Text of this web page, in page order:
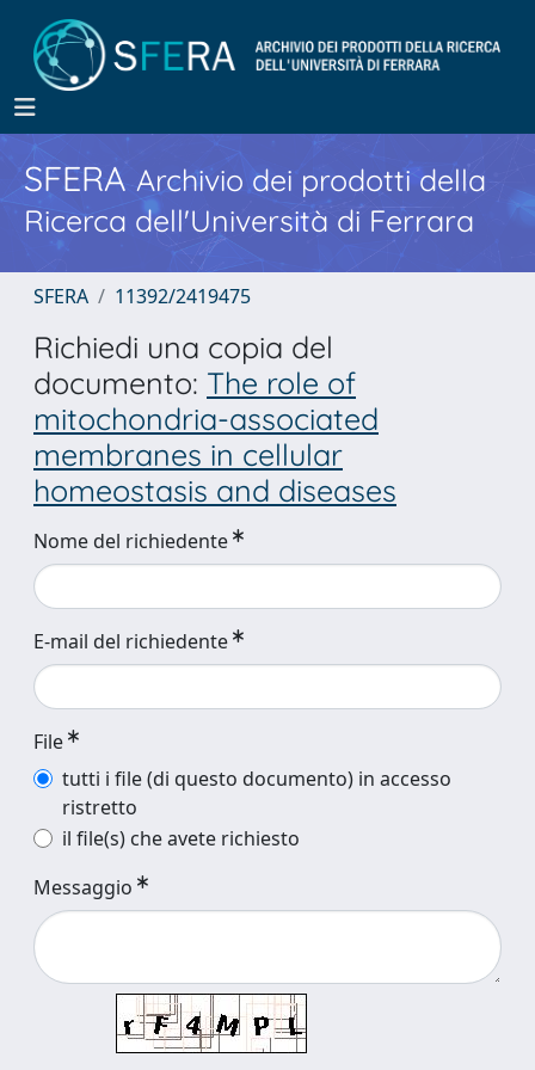
SFERA Archivio dei prodotti della
Ricerca dell'Università di Ferrara
SFERA 11392/2419475
Richiedi una copia del
documento: The role of
mitochondria-associated
membranes in cellular
homeostasis and diseases
Nome del richiedente
E-mail del richiedente
File
tutti i file (di questo documento) in accesso
ristretto
il file(s) che avete richiesto
Messaggio